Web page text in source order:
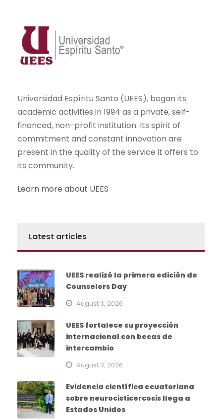
Universidad Espíritu Santo (UEES), began its
academic activities in 1994 as a private, self-
financed, non-profit institution. Its spirit of
commitment and constant innovation are
present in the quality of the service it offers to
its community.
Learn more about UEES
Latest articles
UEES realizó la primera edición de
Counselors Day
August 3, 2026
UEES fortalece su proyección
internacional con becas de
intercambio
August 3, 2026
Evidencia científica ecuatoriana
sobre neurocisticercosis llega a
Estados Unidos